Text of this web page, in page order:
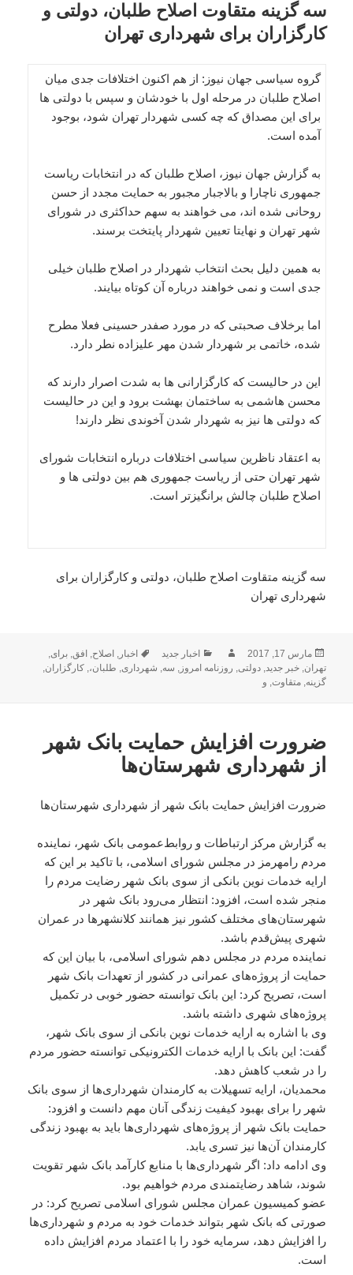
سه گزینه متقاوت اصلاح طلبان، دولتی و
کارگزاران برای شهرداری تهران
گروه سیاسی جهان نیوز: از هم اکنون اختلافات جدی میان
اصلاح طلبان در مرحله اول با خودشان و سپس با دولتی ها
برای این مصداق که چه کسی شهردار تهران شود، بوجود
آمده است.
به گزارش جهان نیوز، اصلاح طلبان که در انتخابات ریاست
جمهوری ناچارا و بالاجبار مجبور به حمایت مجدد از حسن
روحانی شده اند، می خواهند به سهم حداکثری در شورای
شهر تهران و نهایتا تعیین شهردار پایتخت برسند.
به همین دلیل بحث انتخاب شهردار در اصلاح طلبان خیلی
جدی است و نمی خواهند درباره آن کوتاه بیایند.
اما برخلاف صحبتی که در مورد صفدر حسینی فعلا مطرح
شده، خاتمی بر شهردار شدن مهر علیزاده نطر دارد.
این در حالیست که کارگزارانی ها به شدت اصرار دارند که
محسن هاشمی به ساختمان بهشت برود و این در حالیست
که دولتی ها نیز به شهردار شدن آخوندی نظر دارند!
به اعتقاد ناظرین سیاسی اختلافات درباره انتخابات شورای
شهر تهران حتی از ریاست جمهوری هم بین دولتی ها و
اصلاح طلبان چالش برانگیزتر است.
سه گزینه متقاوت اصلاح طلبان، دولتی و کارگزاران برای
شهرداری تهران
ارسال
شده
در
مارس 17, 2017 نویسندهدسته‌ها
اخبار جدید برچسب‌ها
اخبار, اصلاح, افق,برای,
تهران,خبر جدید,دولتی, روزنامه امروز, سه, شهرداری, طلبان،,کارگزاران,
گزینه,متقاوت, و
ضرورت افزایش حمایت بانک شهر
از شهرداری‌ شهرستان‌ها
ضرورت افزایش حمایت بانک شهر از شهرداری‌ شهرستان‌ها
به گزارش مرکز ارتباطات و روابط‌عمومی بانک شهر، نماینده
مردم رامهرمز در مجلس شورای اسلامی، با تاکید بر این ‌که
ارایه خدمات نوین بانکی از سوی بانک شهر رضایت مردم را
منجر شده است، افزود: انتظار می‌رود بانک شهر در
شهرستان‌های مختلف کشور نیز همانند کلانشهرها در عمران
شهری پیش‌قدم باشد.
نماینده مردم در مجلس دهم شورای اسلامی، با بیان این‌ که
حمایت از پروژه‌های عمرانی در کشور از تعهدات بانک شهر
است، تصریح کرد: این بانک توانسته حضور خوبی در تکمیل
پروژه‌های شهری داشته باشد.
وی با اشاره به ارایه خدمات نوین بانکی از سوی بانک شهر،
گفت: این بانک با ارایه خدمات الکترونیکی توانسته حضور مردم
را در شعب کاهش دهد.
محمدیان، ارایه تسهیلات به کارمندان شهرداری‌ها از سوی بانک
شهر را برای بهبود کیفیت زندگی آنان مهم دانست و افزود:
حمایت بانک شهر از پروژه‌های شهرداری‌ها باید به بهبود زندگی
کارمندان آن‌ها نیز تسری یابد.
وی ادامه داد: اگر شهرداری‌ها با منابع کارآمد بانک شهر تقویت
شوند، شاهد رضایتمندی مردم خواهیم بود.
عضو کمیسیون عمران مجلس شورای اسلامی تصریح کرد: در
صورتی که بانک شهر بتواند خدمات خود به مردم و شهرداری‌ها
را افزایش دهد‌، سرمایه خود را با اعتماد مردم افزایش داده
است.